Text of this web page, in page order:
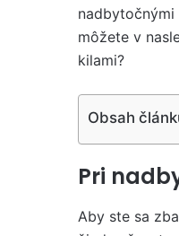
môžete v
kilami?
Obsah
Pri
Aby ste sa